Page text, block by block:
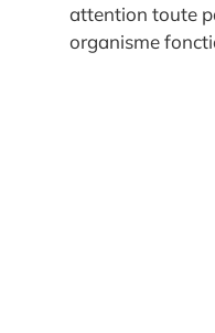
attention toute
organisme